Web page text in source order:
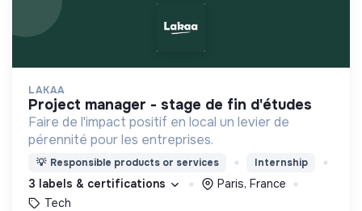
LAKAA
project manager - stage de fin d'études
Faire de l'impact positif en local un levier de
pérennité pour les entreprises.
💡 Responsible products or services Internship
3 labels & certifications
Paris, France
Tech